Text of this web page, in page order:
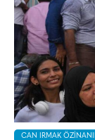
CAN IRMAK